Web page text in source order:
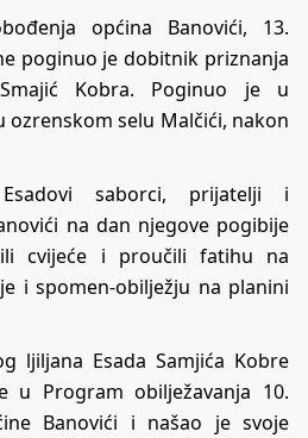
općina Banovići, 13.
poginuo je dobitnik priznanja
Kobra. Poginuo je u
ozrenskom selu Malčići, nakon
saborci, prijatelji i
na dan njegove pogibije
cvijeće i proučili fatihu na
i spomen-obilježju na planini
ljiljana Esada Samjića Kobre
u Program obilježavanja 10.
Banovići i našao je svoje